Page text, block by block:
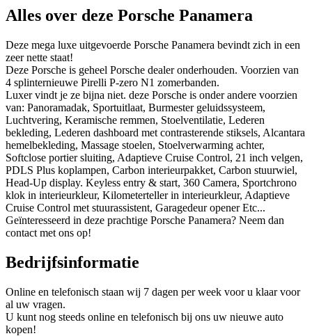
Alles over deze Porsche Panamera
Deze mega luxe uitgevoerde Porsche Panamera bevindt zich in een
zeer nette staat!
Deze Porsche is geheel Porsche dealer onderhouden. Voorzien van
4 splinternieuwe Pirelli P-zero N1 zomerbanden.
Luxer vindt je ze bijna niet. deze Porsche is onder andere voorzien
van: Panoramadak, Sportuitlaat, Burmester geluidssysteem,
Luchtvering, Keramische remmen, Stoelventilatie, Lederen
bekleding, Lederen dashboard met contrasterende stiksels, Alcantara
hemelbekleding, Massage stoelen, Stoelverwarming achter,
Softclose portier sluiting, Adaptieve Cruise Control, 21 inch velgen,
PDLS Plus koplampen, Carbon interieurpakket, Carbon stuurwiel,
Head-Up display. Keyless entry & start, 360 Camera, Sportchrono
klok in interieurkleur, Kilometerteller in interieurkleur, Adaptieve
Cruise Control met stuurassistent, Garagedeur opener Etc...
Geïnteresseerd in deze prachtige Porsche Panamera? Neem dan
contact met ons op!
Bedrijfsinformatie
Online en telefonisch staan wij 7 dagen per week voor u klaar voor
al uw vragen.
U kunt nog steeds online en telefonisch bij ons uw nieuwe auto
kopen!